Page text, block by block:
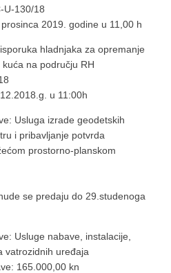
U-130/18
2019. godine u 11,00 h
hladnjaka za opremanje
na području RH
u 11:00h
Usluga izrade geodetskih
i pribavljanje potvrda
prostorno-planskom
se predaju do 29.studenoga
Usluge nabave, instalacije,
vatrozidnih uređaja
165.000,00 kn